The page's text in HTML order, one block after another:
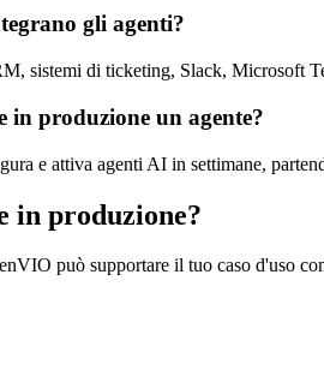
gli agenti?
sistemi di ticketing, Slack, Microsoft
in produzione un agente?
e attiva agenti AI in settimane,
in produzione?
può supportare il tuo caso d'uso